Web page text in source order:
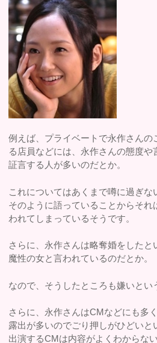
例えば、プライベートで永作さんの
る店員などには、永作さんの態度や
証言する人が多いのだとか。
これについてはあくまで噂に過ぎ
そのように語っていることからそれ
われてしまっているそうです。
さらに、永作さんは略奪婚をしたと
魔性の女と言われているのだとか。
なので、そうしたところも嫌いとい
さらに、永作さんはCMなどにも多
露出が多いのでごり押しがひどいと
出演するCMは内容がよくわからな